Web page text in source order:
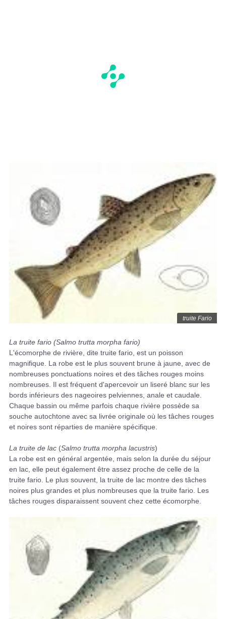
truite Fario
La truite fario (Salmo trutta morpha fario)
L'écomorphe de rivière, dite truite fario, est un poisson
magnifique. La robe est le plus souvent brune à jaune, avec de
nombreuses ponctuations noires et des tâches rouges moins
nombreuses. Il est fréquent d'apercevoir un liseré blanc sur les
bords inférieurs des nageoires pelviennes, anale et caudale.
Chaque bassin ou même parfois chaque rivière possède sa
souche autochtone avec sa livrée originale où les tâches rouges
et noires sont réparties de manière spécifique.
La truite de lac (Salmo trutta morpha lacustris)
La robe est en général argentée, mais selon la durée du séjour
en lac, elle peut également être assez proche de celle de la
truite fario. Le plus souvent, la truite de lac montre des tâches
noires plus grandes et plus nombreuses que la truite fario. Les
tâches rouges disparaissent souvent chez cette écomorphe.